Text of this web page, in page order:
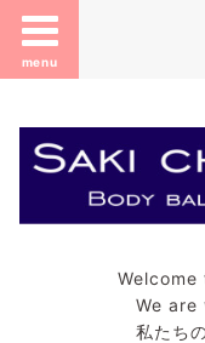
menu
Welcome
We are
私たち